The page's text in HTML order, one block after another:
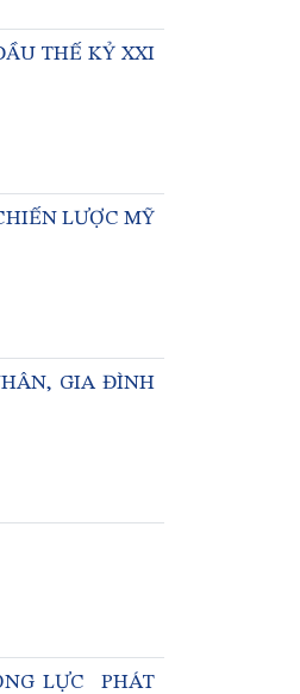
THẾ KỶ XXI
LƯỢC MỸ
GIA ĐÌNH
LỰC PHÁT